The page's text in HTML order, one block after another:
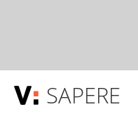
SAPERE